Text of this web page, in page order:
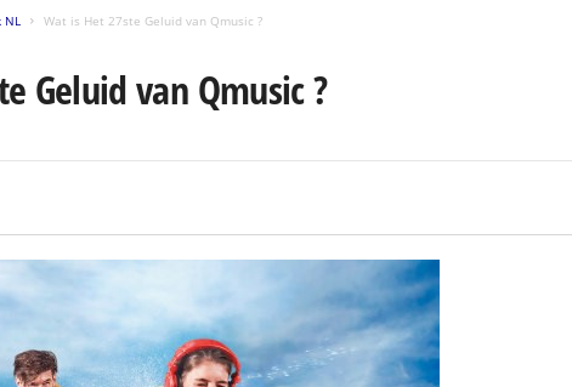
NL Wat is Het 27ste Geluid van Qmusic ?
Geluid van Qmusic ?